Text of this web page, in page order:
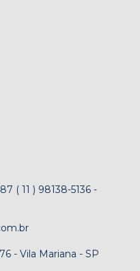
( 11 ) 98138-5136 -
- Vila Mariana - SP